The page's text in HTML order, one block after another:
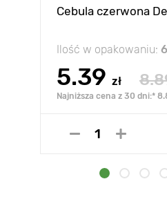
Cebula czerwona
Ilość w opakowaniu:
5.39 zł
Najniższa cena z 30 dni:*